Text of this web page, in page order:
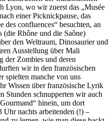
Lyon, wo wir zuerst das „Musée
einer Picknickpause, das
des confluences“ besuchten, an
(die Rhône und die Saône)
den Weltraum, Dinosaurier und
Ausstellung über Mali
der Zombies und deren
wir in den französischen
spielten manche von uns
Wissen über französische Lyrik
Stunden schnupperten wir auch
hinein, um dort
Uhr nachts arbeitenden (!) –